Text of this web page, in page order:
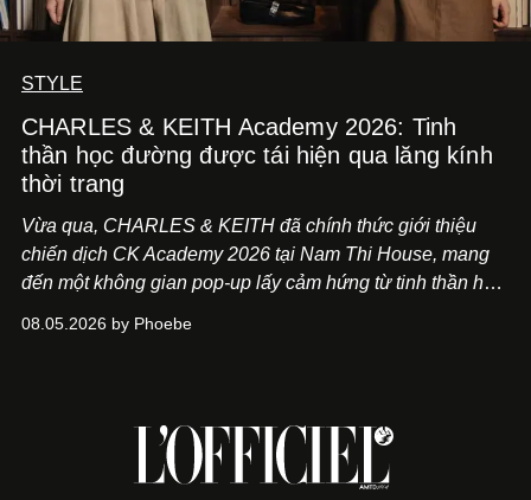
STYLE
CHARLES & KEITH Academy 2026: Tinh
thần học đường được tái hiện qua lăng kính
thời trang
Vừa qua, CHARLES & KEITH đã chính thức giới thiệu
chiến dịch CK Academy 2026 tại Nam Thi House, mang
đến một không gian pop-up lấy cảm hứng từ tinh thần học
sống của thế hệ Gen Z giao thoa trong một trải nghiệm đa
08.05.2026 by Phoebe